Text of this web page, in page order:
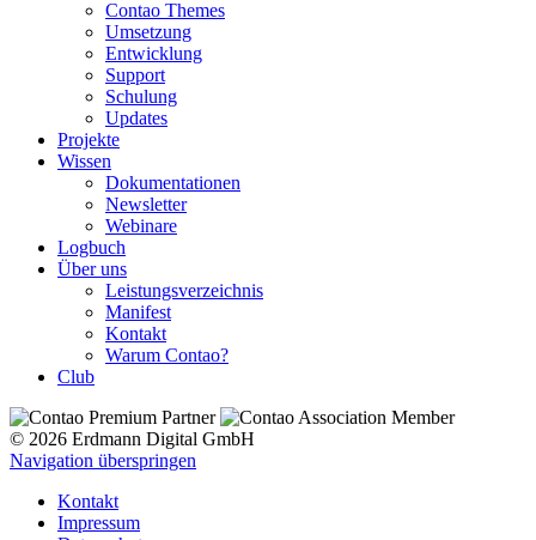
Contao Themes
Umsetzung
Entwicklung
Support
Schulung
Updates
Projekte
Wissen
Dokumentationen
Newsletter
Webinare
Logbuch
Über uns
Leistungsverzeichnis
Manifest
Kontakt
Warum Contao?
Club
© 2026 Erdmann Digital GmbH
Navigation überspringen
Kontakt
Impressum